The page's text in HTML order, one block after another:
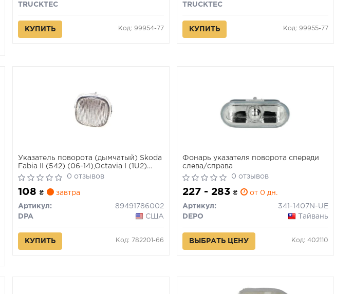
TRUCKTEC
КУПИТЬ Код: 99954-77
TRUCKTEC
КУПИТЬ Код: 99955-77
Указатель поворота (дымчатый) Skoda
Fabia II (542) (06-14),Octavia I (1U2)
(96-10) (89491786002) DPA
0 отзывов
108₴ завтра
Артикул:
89491786002
DPA
США
КУПИТЬ Код: 782201-66
Фонарь указателя поворота спереди
слева/справа
0 отзывов
227 - 283₴ от 0 дн.
Артикул:
341-1407N-UE
DEPO
Тайвань
ВЫБРАТЬ ЦЕНУ Код: 402110